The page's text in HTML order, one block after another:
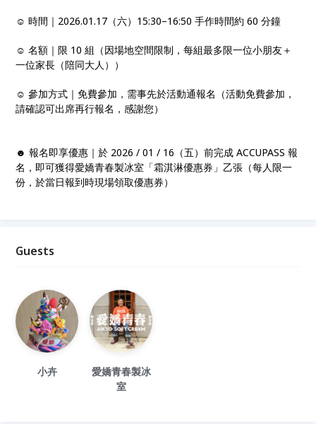
☺ 時間｜2026.01.17（六）15:30–16:50 手作時間約 60 分鐘
☺ 名額｜限 10 組（因場地空間限制，每組最多限一位小朋友＋
一位家長（陪同大人））
☺ 參加方式｜免費參加，需事先於活動通報名（活動免費參加，
請確認可出席再行報名，感謝您）
☻ 報名即享優惠｜於 2026 / 01 / 16（五）前完成 ACCUPASS 報
名，即可獲得愛嬌青春製冰室「霜淇淋優惠券」乙張（每人限一
份，於當日報到時現場領取優惠券）
Guests
小卉
愛嬌青春製冰
室